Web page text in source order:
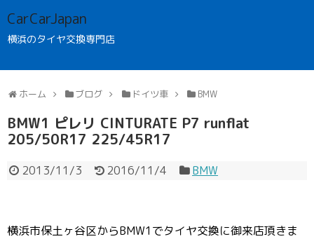
CarCarJapan
横浜のタイヤ交換専門店
ホーム ブログ ドイツ車 BMW
BMW1 ピレリ CINTURATE P7 runflat
205/50R17 225/45R17
2013/11/3 2016/11/4 BMW
横浜市保土ヶ谷区からBMW1でタイヤ交換に御来店頂きま